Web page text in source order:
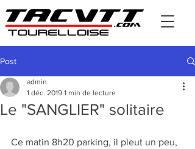
Post
Le "SANGLIER" solitaire
admin
1 déc. 2019 1 min de lecture
Ce matin 8h20 parking, il pleut un peu,